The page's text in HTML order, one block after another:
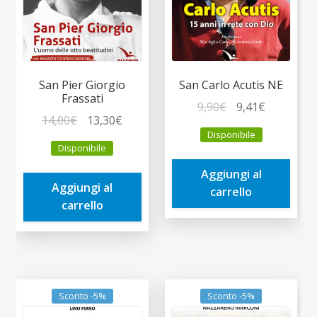
San Pier Giorgio
Frassati
14,00€
prezzo
originale
era:
14,00€.
13,30€
è:
Disponibile
Aggiungi al
carrello
San Carlo Acutis NE
9,90€
prezzo
originale
era:
9,90€.
9,41€Il
è:
Disponibile
Aggiungi al
carrello
Sconto -5% Sconto -5%